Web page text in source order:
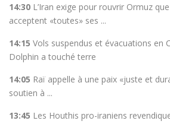
14:30 L’Iran exige pour rouvrir Ormuz
acceptent «toutes» ses ...
14:15 Vols suspendus et évacuations en
Dolphin a touché terre
14:05 Raï appelle à une paix «juste et
soutien à ...
13:45 Les Houthis pro-iraniens